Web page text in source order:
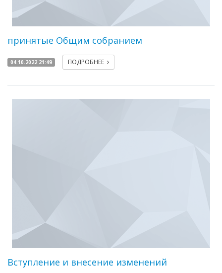
принятые Общим собранием
04.10.2022 21:49 ПОДРОБНЕЕ
Вступление и внесение изменений